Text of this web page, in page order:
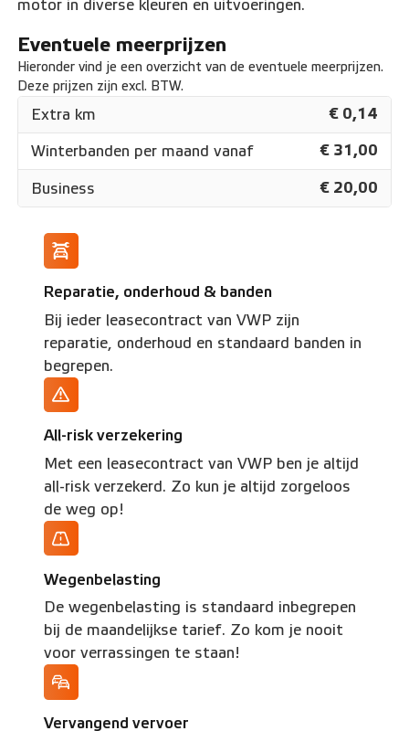
motor in diverse kleuren en uitvoeringen.
Eventuele meerprijzen
Hieronder vind je een overzicht van de eventuele meerprijzen.
Deze prijzen zijn excl. BTW.
Extra km € 0,14
Winterbanden per maand vanaf € 31,00
Business € 20,00
Reparatie, onderhoud & banden
Bij ieder leasecontract van VWP zijn
reparatie, onderhoud en standaard banden in
begrepen.
All-risk verzekering
Met een leasecontract van VWP ben je altijd
all-risk verzekerd. Zo kun je altijd zorgeloos
de weg op!
Wegenbelasting
De wegenbelasting is standaard inbegrepen
bij de maandelijkse tarief. Zo kom je nooit
voor verrassingen te staan!
Vervangend vervoer